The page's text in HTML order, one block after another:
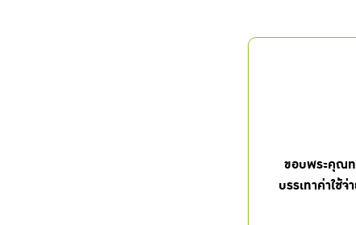
ขอบพระคุณท
บรรเทาค่าใช้